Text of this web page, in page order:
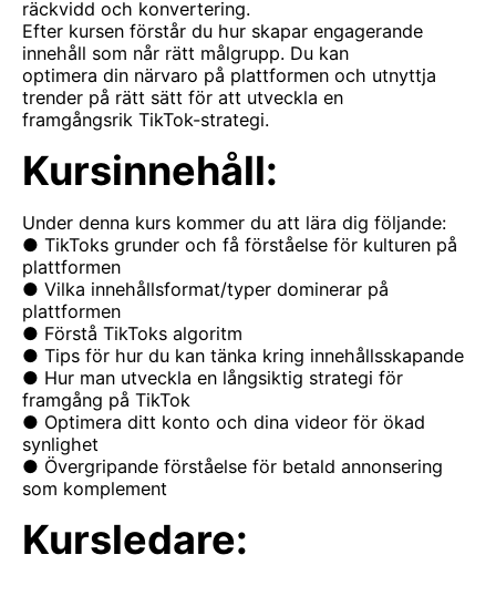
räckvidd och konvertering.
Efter kursen förstår du hur skapar engagerande
innehåll som når rätt målgrupp. Du kan
optimera din närvaro på plattformen och utnyttja
trender på rätt sätt för att utveckla en
framgångsrik TikTok-strategi.
Kursinnehåll:
Under denna kurs kommer du att lära dig följande:
● TikToks grunder och få förståelse för kulturen på
plattformen
● Vilka innehållsformat/typer dominerar på
plattformen
● Förstå TikToks algoritm
● Tips för hur du kan tänka kring innehållsskapande
● Hur man utveckla en långsiktig strategi för
framgång på TikTok
● Optimera ditt konto och dina videor för ökad
synlighet
● Övergripande förståelse för betald annonsering
som komplement
Kursledare: